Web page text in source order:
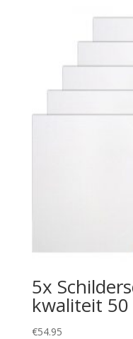
5x
kwaliteit
€54.95